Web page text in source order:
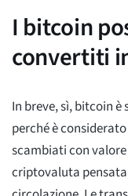
I bitcoin
convertiti
In breve, sì, bitcoin
perché è
scambiati con
criptovaluta